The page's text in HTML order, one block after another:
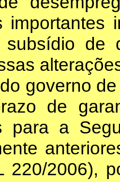
importantes
de
governo
de
para a
220/2006),